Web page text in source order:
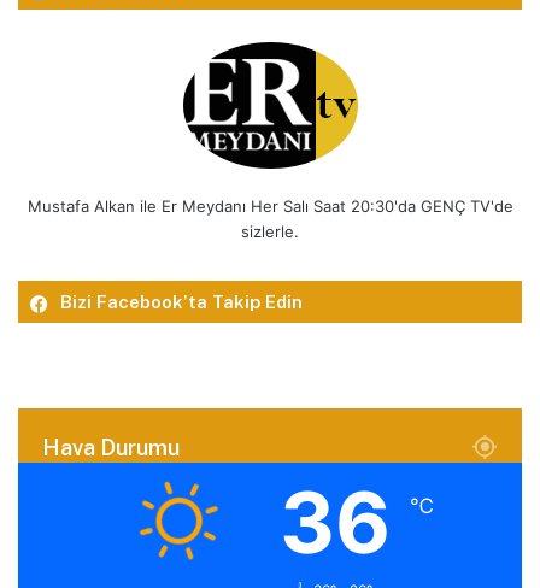
Mustafa Alkan ile Er Meydanı Her Salı Saat 20:30'da GENÇ TV'de
sizlerle.
Bizi Facebook’ta Takip Edin
Hava Durumu
36 ℃